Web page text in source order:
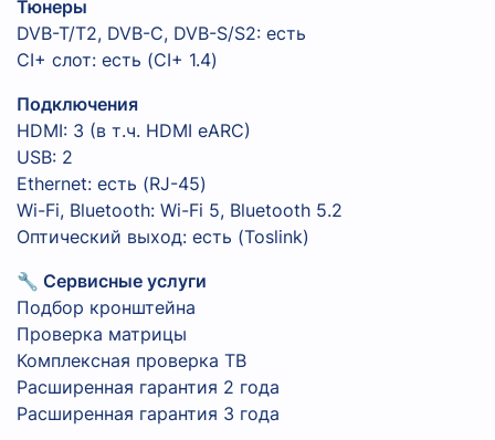
Тюнеры
DVB-T/T2, DVB-C, DVB-S/S2: есть
CI+ слот: есть (CI+ 1.4)
Подключения
HDMI: 3 (в т.ч. HDMI eARC)
USB: 2
Ethernet: есть (RJ-45)
Wi-Fi, Bluetooth: Wi-Fi 5, Bluetooth 5.2
Оптический выход: есть (Toslink)
🔧 Сервисные услуги
Подбор кронштейна
Проверка матрицы
Комплексная проверка ТВ
Расширенная гарантия 2 года
Расширенная гарантия 3 года